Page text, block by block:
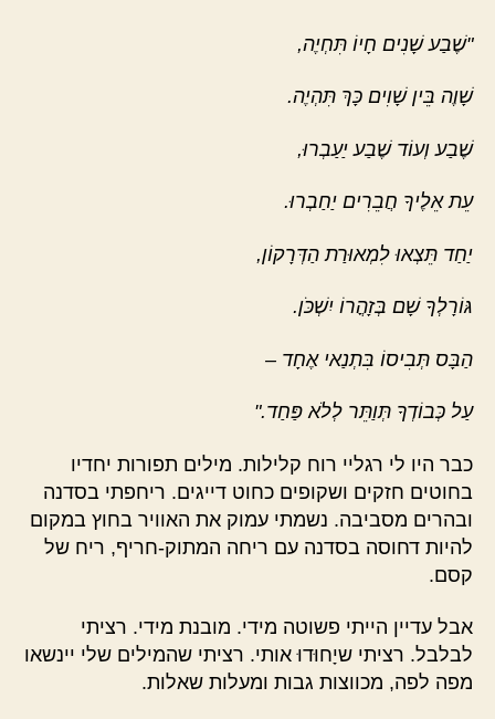
"שֶׁבַע שָׁנִים חָיוֹ תִּחְיֶה,
שָׁוֶה בֵּין שָׁוִים כָּךְ תִּהְיֶה.
שֶׁבַע וְעוֹד שֶׁבַע יַעַבְרוּ,
עֵת אֵלֶיךָ חֲבֵרִים יַחַבְרוּ.
יַחַד תֵּצְאוּ לִמְאוּרַת הַדְּרָקוֹן,
גּוֹרָלְךָ שָׁם בְּזָהֳרוֹ יִשְׁכֹּן.
הַבָּס תְּבִיסוֹ בִּתְנַאי אֶחָד –
עַל כְּבוֹדְךָ תְּוַתֵּר לְלֹא פַּחַד."
כבר היו לי רגליי רוח קלילות. מילים תפורות יחדיו
בחוטים חזקים ושקופים כחוט דייגים. ריחפתי בסדנה
ובהרים מסביבה. נשמתי עמוק את האוויר בחוץ במקום
להיות דחוסה בסדנה עם ריחה המתוק-חריף, ריח של
קסם.
אבל עדיין הייתי פשוטה מידי. מובנת מידי. רציתי
לבלבל. רציתי שיָחוּדוּ אותי. רציתי שהמילים שלי יינשאו
מפה לפה, מכווצות גבות ומעלות שאלות.